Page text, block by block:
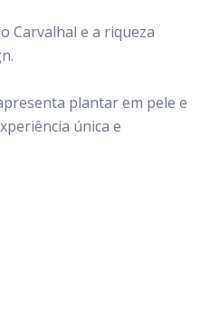
Carvalhal e a riqueza
plantar em pele e
única e